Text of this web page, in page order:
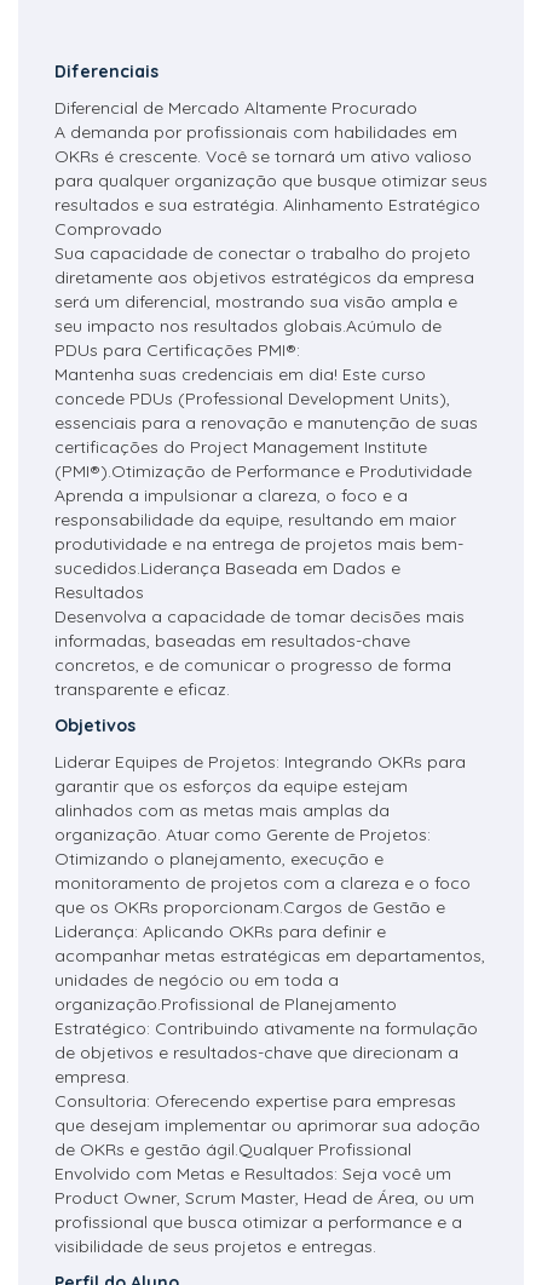
Diferenciais
Diferencial de Mercado Altamente Procurado
A demanda por profissionais com habilidades em
OKRs é crescente. Você se tornará um ativo valioso
para qualquer organização que busque otimizar seus
resultados e sua estratégia. Alinhamento Estratégico
Comprovado
Sua capacidade de conectar o trabalho do projeto
diretamente aos objetivos estratégicos da empresa
será um diferencial, mostrando sua visão ampla e
seu impacto nos resultados globais.Acúmulo de
PDUs para Certificações PMI®:
Mantenha suas credenciais em dia! Este curso
concede PDUs (Professional Development Units),
essenciais para a renovação e manutenção de suas
certificações do Project Management Institute
(PMI®).Otimização de Performance e Produtividade
Aprenda a impulsionar a clareza, o foco e a
responsabilidade da equipe, resultando em maior
produtividade e na entrega de projetos mais bem-
sucedidos.Liderança Baseada em Dados e
Resultados
Desenvolva a capacidade de tomar decisões mais
informadas, baseadas em resultados-chave
concretos, e de comunicar o progresso de forma
transparente e eficaz.
Objetivos
Liderar Equipes de Projetos: Integrando OKRs para
garantir que os esforços da equipe estejam
alinhados com as metas mais amplas da
organização. Atuar como Gerente de Projetos:
Otimizando o planejamento, execução e
monitoramento de projetos com a clareza e o foco
que os OKRs proporcionam.Cargos de Gestão e
Liderança: Aplicando OKRs para definir e
acompanhar metas estratégicas em departamentos,
unidades de negócio ou em toda a
organização.Profissional de Planejamento
Estratégico: Contribuindo ativamente na formulação
de objetivos e resultados-chave que direcionam a
empresa.
Consultoria: Oferecendo expertise para empresas
que desejam implementar ou aprimorar sua adoção
de OKRs e gestão ágil.Qualquer Profissional
Envolvido com Metas e Resultados: Seja você um
Product Owner, Scrum Master, Head de Área, ou um
profissional que busca otimizar a performance e a
visibilidade de seus projetos e entregas.